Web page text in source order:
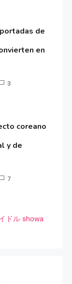
de
en
3
coreano
y de
7
ドル showa